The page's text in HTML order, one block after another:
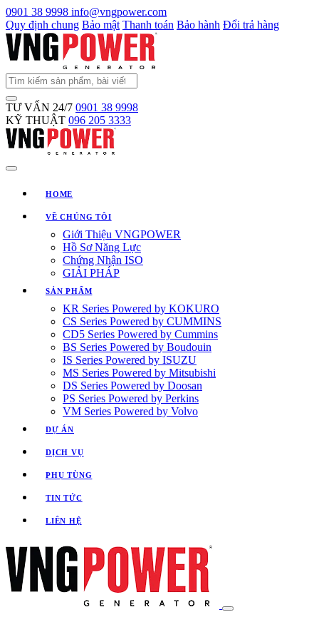
0901 38 9998 info@vngpower.com
Quy định chung Bảo mật Thanh toán Bảo hành Đổi trả hàng
TƯ VẤN 24/7 0901 38 9998
KỸ THUẬT 096 205 3333
HOME
VỀ CHÚNG TÔI
Giới Thiệu VNGPOWER
Hồ Sơ Năng Lực
Chứng Nhận ISO
GIẢI PHÁP
SẢN PHẨM
KR Series Powered by KOKURO
CS Series Powered by CUMMINS
CD5 Series Powered by Cummins
BS Series Powered by Boudouin
IS Series Powered by ISUZU
MS Series Powered by Mitsubishi
DS Series Powered by Doosan
PS Series Powered by Perkins
VM Series Powered by Volvo
DỰ ÁN
DỊCH VỤ
PHỤ TÙNG
TIN TỨC
LIÊN HỆ